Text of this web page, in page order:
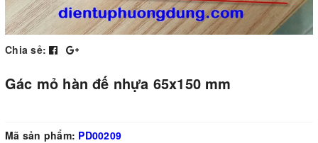
Chia sẻ:
Gác mỏ hàn đế nhựa 65x150 mm
Mã sản phẩm: PD00209